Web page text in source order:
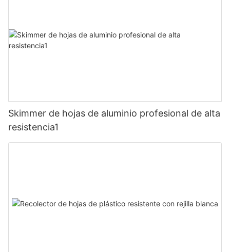
Skimmer de hojas de aluminio profesional de alta
resistencia1